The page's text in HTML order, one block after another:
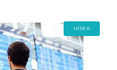
HÍREK